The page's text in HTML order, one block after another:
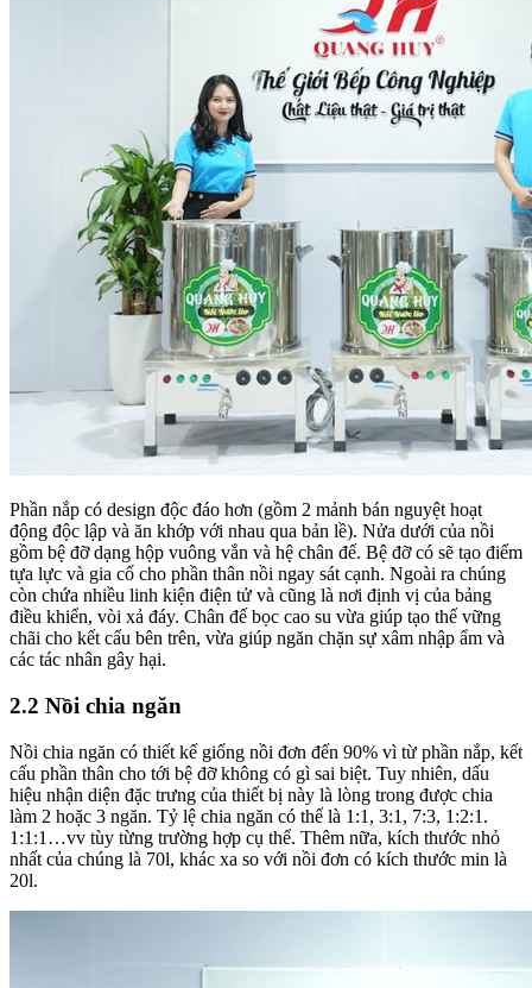
Phần nắp có design độc đáo hơn (gồm 2 mảnh bán nguyệt hoạt
động độc lập và ăn khớp với nhau qua bản lề). Nửa dưới của nồi
gồm bệ đỡ dạng hộp vuông vắn và hệ chân đế. Bệ đỡ có sẽ tạo điểm
tựa lực và gia cố cho phần thân nồi ngay sát cạnh. Ngoài ra chúng
còn chứa nhiều linh kiện điện tử và cũng là nơi định vị của bảng
điều khiển, vòi xả đáy. Chân đế bọc cao su vừa giúp tạo thế vững
chãi cho kết cấu bên trên, vừa giúp ngăn chặn sự xâm nhập ẩm và
các tác nhân gây hại.
2.2 Nồi chia ngăn
Nồi chia ngăn có thiết kế giống nồi đơn đến 90% vì từ phần nắp, kết
cấu phần thân cho tới bệ đỡ không có gì sai biệt. Tuy nhiên, dấu
hiệu nhận diện đặc trưng của thiết bị này là lòng trong được chia
làm 2 hoặc 3 ngăn. Tỷ lệ chia ngăn có thể là 1:1, 3:1, 7:3, 1:2:1.
1:1:1…vv tùy từng trường hợp cụ thể. Thêm nữa, kích thước nhỏ
nhất của chúng là 70l, khác xa so với nồi đơn có kích thước min là
20l.